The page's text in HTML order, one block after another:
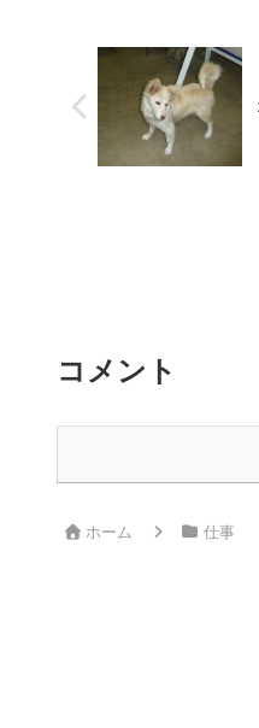
コメント
ホーム 仕事